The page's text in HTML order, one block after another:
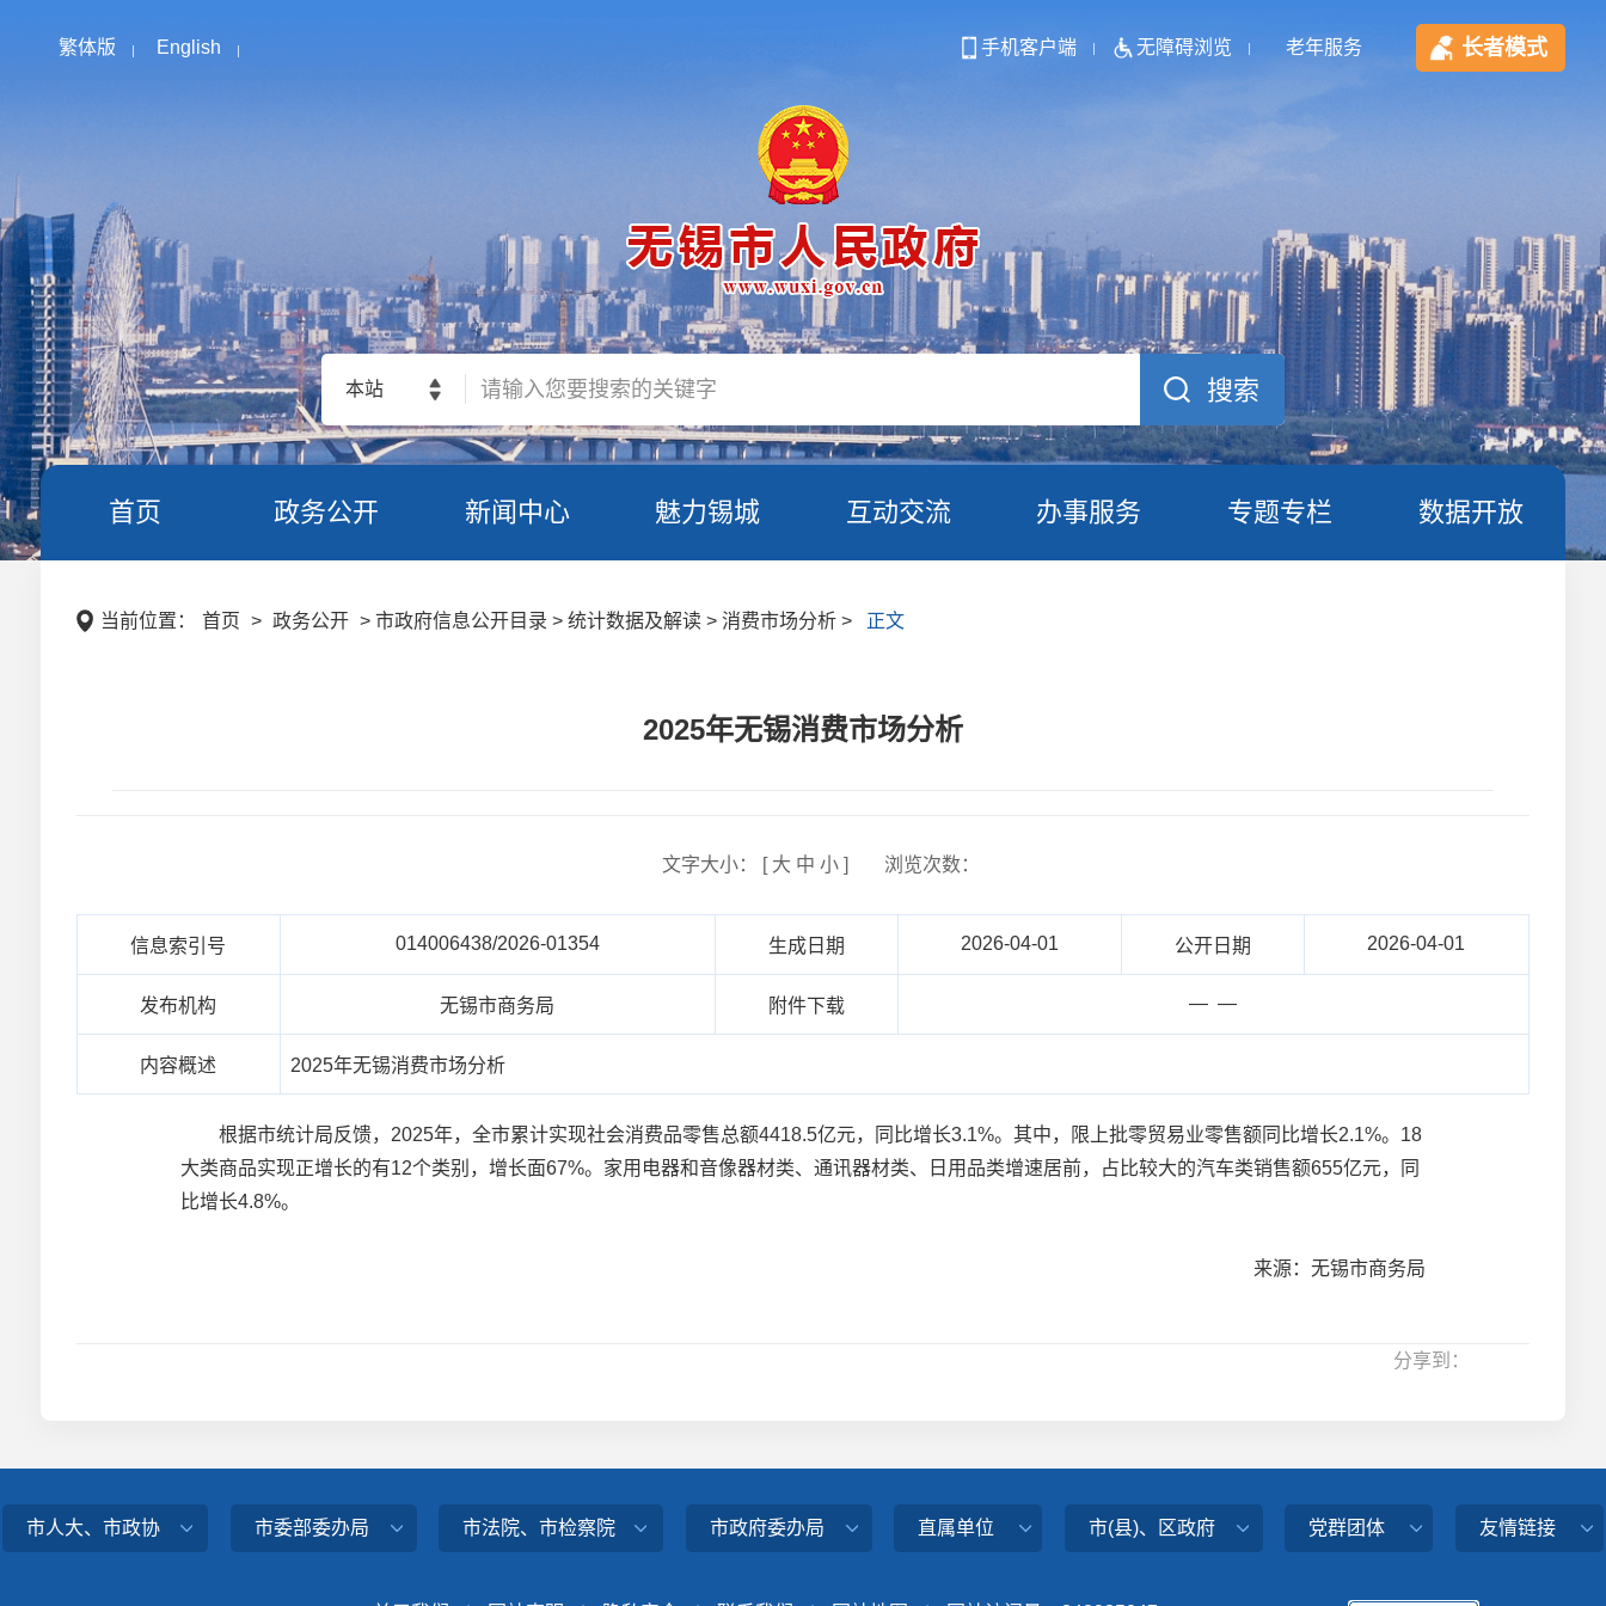
繁体版 English 手机客户端 无障碍浏览 老年服务 长者模式
本站
首页 政务公开 新闻中心 魅力锡城 互动交流 办事服务 专题专栏 数据开放
当前位置： 首页 > 政务公开 > 市政府信息公开目录 > 统计数据及解读 > 消费市场分析 > 正文
2025年无锡消费市场分析
文字大小： [ 大 中 小] 浏览次数：
信息索引号 014006438/2026-01354 生成日期 2026-04-01 公开日期 2026-04-01
发布机构 无锡市商务局 附件下载 — —
内容概述 2025年无锡消费市场分析
根据市统计局反馈，2025年，全市累计实现社会消费品零售总额4418.5亿元，同比增长3.1%。其中，限上批零贸易业零售额同比增长2.1%。18
大类商品实现正增长的有12个类别，增长面67%。家用电器和音像器材类、通讯器材类、日用品类增速居前，占比较大的汽车类销售额655亿元，同
比增长4.8%。
来源：无锡市商务局
分享到：
市人大、市政协 市委部委办局 市法院、市检察院 市政府委办局 直属单位 市(县)、区政府 党群团体 友情链接